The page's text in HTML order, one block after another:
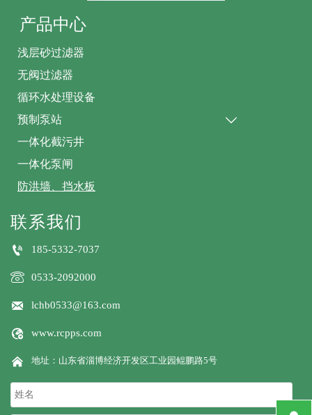
产品中心
浅层砂过滤器
无阀过滤器
循环水处理设备
预制泵站

一体化截污井
一体化泵闸
防洪墙、挡水板
联系我们
 185-5332-7037
 0533-2092000
 lchb0533@163.com
 www.rcpps.com
 地址：山东省淄博经济开发区工业园鲲鹏路5号